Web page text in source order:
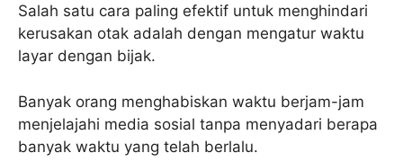
Salah satu cara paling efektif untuk menghindari
kerusakan otak adalah dengan mengatur waktu
layar dengan bijak.
Banyak orang menghabiskan waktu berjam-jam
menjelajahi media sosial tanpa menyadari berapa
banyak waktu yang telah berlalu.